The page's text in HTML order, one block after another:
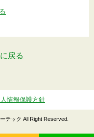
戻る
情報保護方針
テック All Right Reserved.